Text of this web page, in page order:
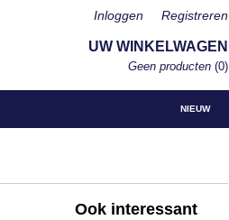
Inloggen Registreren
UW WINKELWAGEN
Geen producten (0)
NIEUW
Ook interessant